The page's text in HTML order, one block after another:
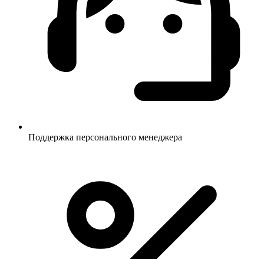
Поддержка персонального менеджера